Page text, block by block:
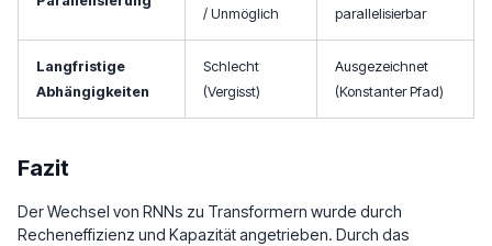
(
N
\c
d
o
t
(
N
^
2
\c
d
al
{
O
}
(
N
al
{
O
}
(1
)
/ Unmöglich
parallelisierbar
Langfristige
Abhängigkeiten
Schlecht
(Vergisst)
Ausgezeichnet
(Konstanter Pfad)
Fazit
Der Wechsel von RNNs zu Transformern wurde durch
Recheneffizienz und Kapazität angetrieben. Durch das